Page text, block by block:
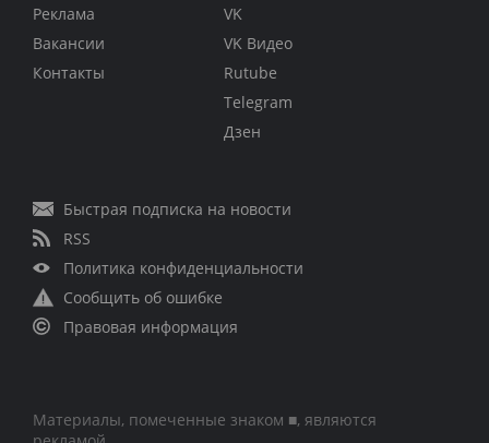
Реклама
Вакансии
Контакты
VK
VK Видео
Rutube
Telegram
Дзен
Быстрая подписка на новости
RSS
Политика конфиденциальности
Сообщить об ошибке
Правовая информация
Материалы, помеченные знаком ■, являются